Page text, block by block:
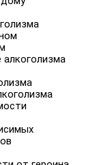
алкоголизма